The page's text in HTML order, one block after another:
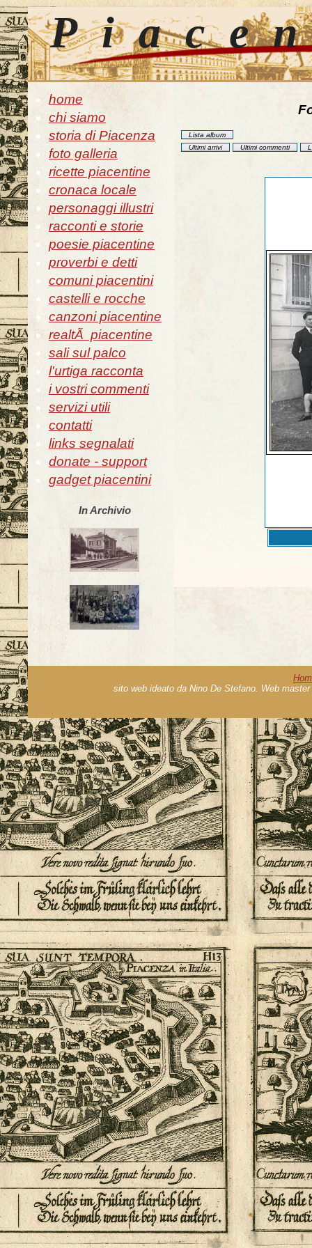
home
chi siamo
storia di Piacenza
foto galleria
ricette piacentine
cronaca locale
personaggi illustri
racconti e storie
poesie piacentine
proverbi e detti
comuni piacentini
castelli e rocche
canzoni piacentine
realtÃ piacentine
sali sul palco
l'urtiga racconta
i vostri commenti
servizi utili
contatti
links segnalati
donate - support
gadget piacentini
In Archivio
Lista album
Ultimi arrivi
Ultimi commenti
sito web ideato da Nino De Stefano. Web